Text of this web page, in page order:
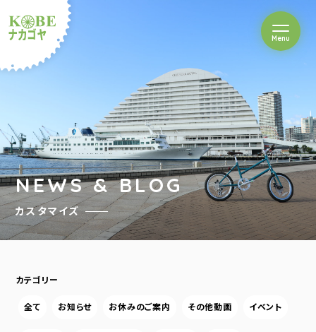
ルショップナカゴヤ
Menuを開閉
NEWS & BLOG
カスタマイズ
カテゴリー
全て お知らせ お休みのご案内 その他動画 イベント